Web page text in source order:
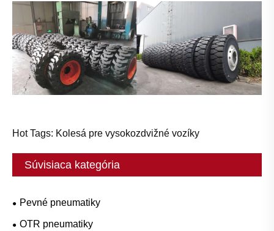
Hot Tags: Kolesá pre vysokozdvižné vozíky
Súvisiaca kategória
Pevné pneumatiky
OTR pneumatiky